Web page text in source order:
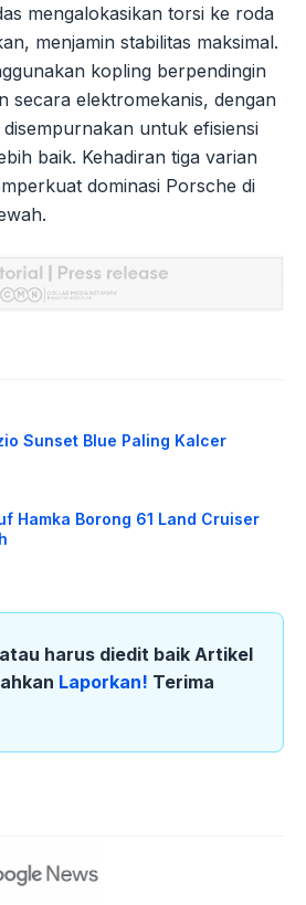
mengalokasikan torsi ke roda
menjamin stabilitas maksimal.
kopling berpendingin
secara elektromekanis, dengan
untuk efisiensi
baik. Kehadiran tiga varian
dominasi Porsche di
Sunset Blue Paling Kalcer
Hamka Borong 61 Land Cruiser
harus diedit baik Artikel
Laporkan! Terima